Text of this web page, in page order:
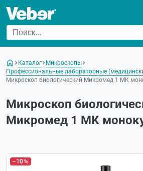
Каталог
Микроскопы
Профессиональные лабораторные
Микроскоп биологический Микромед 1 МК
Микроскоп
Микромед 1 МК
–10